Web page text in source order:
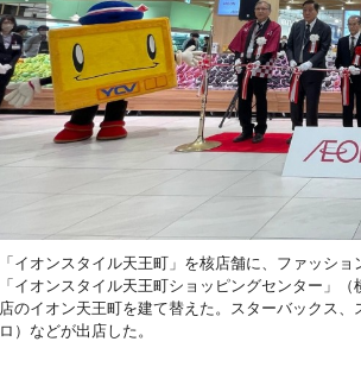
「イオンスタイル天王町」を核店舗に、ファッシ
「イオンスタイル天王町ショッピングセンター」
店のイオン天王町を建て替えた。スターバックス
ロ）などが出店した。